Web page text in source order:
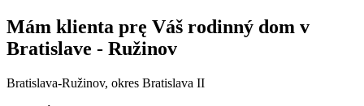
Mám klienta prę Váš rodinný dom v
Bratislave - Ružinov
Bratislava-Ružinov, okres Bratislava II